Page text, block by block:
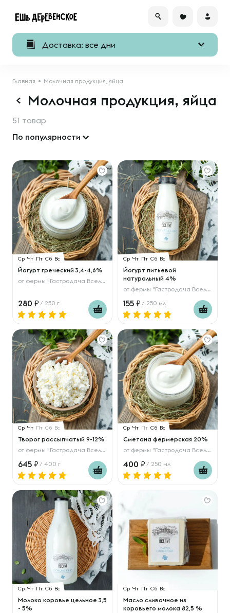
Доставка: все дни
Главная Молочная продукция, яйца
Молочная продукция, яйца
51 товар
По популярности
Ср Чт Пт Сб Вс
Йогурт греческий 3,4-4,6%
от фермы "Гастродача Вселуг"
280 / 250 г
Ср Чт Пт Сб Вс
Йогурт питьевой
натуральный 4%
от фермы "Гастродача Вселуг"
155 / 250 мл
Ср Чт Пт Сб Вс
Творог рассыпчатый 9-12%
от фермы "Гастродача Вселуг"
645 / 400 г
Ср Чт Пт Сб Вс
Сметана фермерская 20%
от фермы "Гастродача Вселуг"
400 / 250 мл
Ср Чт Пт Сб Вс
Молоко коровье цельное 3,5
- 5%
Ср Чт Пт Сб Вс
Масло сливочное из
коровьего молока 82,5 %